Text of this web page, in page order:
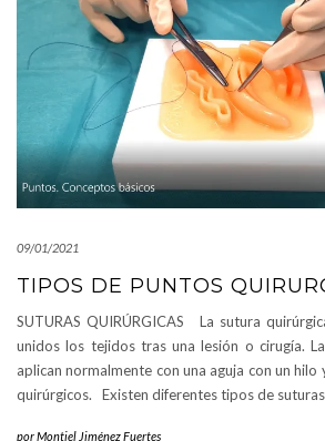
09/01/2021
TIPOS DE PUNTOS
SUTURAS QUIRÚRGICAS La sutura
unidos los tejidos tras una lesión o cirugía.
aplican normalmente con una aguja con un hilo
quirúrgicos. Existen diferentes tipos de
porMontiel Jiménez Fuertes